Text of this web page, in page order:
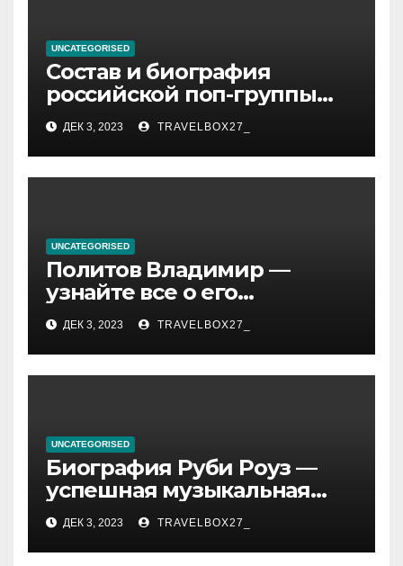
UNCATEGORISED
Состав и биография
российской поп-группы
«Иванушки интернешнл»
— история успеха, музыка
и судьбы участников
ДЕК 3, 2023 TRAVELBOX27_
UNCATEGORISED
Политов Владимир —
узнайте все о его
биографии, возрасте и
впечатляющих
достижениях!
ДЕК 3, 2023 TRAVELBOX27_
UNCATEGORISED
Биография Руби Роуз —
успешная музыкальная
карьера, личная жизнь и
знаковые достижения
ДЕК 3, 2023 TRAVELBOX27_